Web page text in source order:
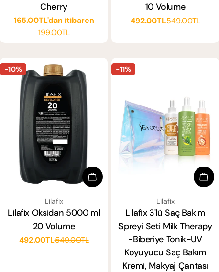
Cherry
Satış
165.00TL'dan itibaren
Normal
199.00TL
10 Volume
Satış
492.00TLNormal
549.00TL
-10%
Sepete Ekle
SATICI:
Lilafix
Lilafix Oksidan 5000 ml
20 Volume
Satış
492.00TLNormal
549.00TL
-11%
SATICI:
Lilafix
Lilafix 3'lü Saç Bakım
Spreyi Seti Milk Therapy
-Biberiye Tonik-UV
Koyuyucu Saç Bakım
Kremi, Makyaj Çantası